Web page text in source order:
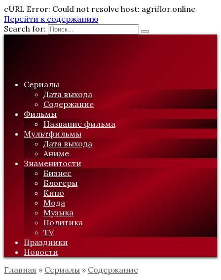
cURL Error: Could not resolve host: agriflor.online
Перейти к содержанию
Search for:
Сериалы
Дата выхода
Содержание
Фильмы
Название фильма
Мультфильмы
Дата выхода
Аниме
Знаменитости
Бизнес
Блогеры
Кино
Мода
Музыка
Политика
TV
Праздники
Новости
Главная » Сериалы » Содержание